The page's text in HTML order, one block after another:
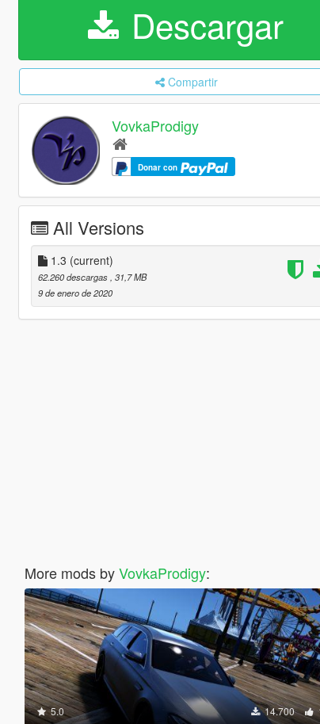
Descargar
Compartir
VovkaProdigy
Donar con
All Versions
1.3 (current)
62.260 descargas , 31,7 MB
9 de enero de 2020
More mods byVovkaProdigy:
5.0 14.700